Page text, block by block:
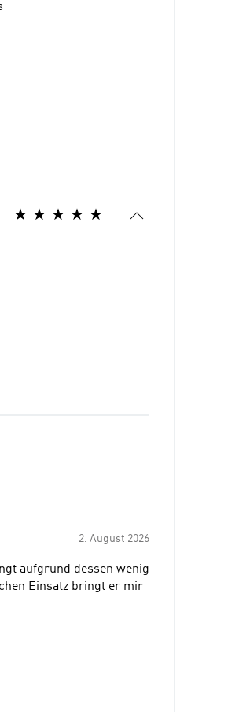
2. August 2026
aufgrund dessen wenig
Einsatz bringt er mir